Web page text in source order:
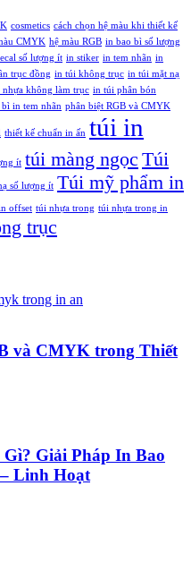
cosmetics cách chọn hệ màu khi thiết kế
CMYK hệ màu RGB in bao bì số lượng
số lượng ít in stiker in tem nhãn in
trục đồng in túi không trục in túi mặt nạ
nhựa không làm trục in túi phân bón
in tem nhãn phân biệt RGB và CMYK
thiết kế chuẩn in ấn túi in
ít túi màng ngọc Túi
số lượng ít Túi mỹ phẩm in
offset túi nhựa trong túi nhựa trong in
trục
và CMYK trong Thiết
Giải Pháp In Bao
Linh Hoạt